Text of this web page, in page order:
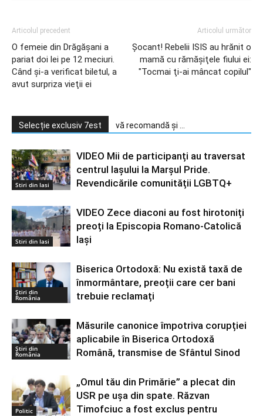
Articolul precedent
O femeie din Drăgăşani a
pariat doi lei pe 12 meciuri.
Când şi-a verificat biletul, a
avut surpriza vieţii ei
Articolul următor
Şocant! Rebelii ISIS au hrănit o
mamă cu rămăşiţele fiului ei:
"Tocmai ţi-ai mâncat copilul"
Selecție exclusiv 7est vă recomandă și ...
Stiri din Iasi
VIDEO Mii de participanți au traversat
centrul Iașului la Marșul Pride.
Revendicările comunității LGBTQ+
Stiri din Iasi
VIDEO Zece diaconi au fost hirotoniți
preoți la Episcopia Romano-Catolică
Iași
Știri din
România
Biserica Ortodoxă: Nu există taxă de
înmormântare, preoții care cer bani
trebuie reclamați
Știri din
România
Măsurile canonice împotriva corupției
aplicabile în Biserica Ortodoxă
Română, transmise de Sfântul Sinod
Politic
„Omul tău din Primărie” a plecat din
USR pe ușa din spate. Răzvan
Timofciuc a fost exclus pentru